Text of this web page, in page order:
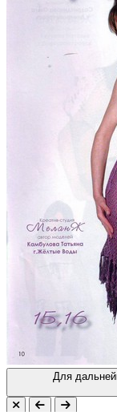
Для дальнейшего просмотра